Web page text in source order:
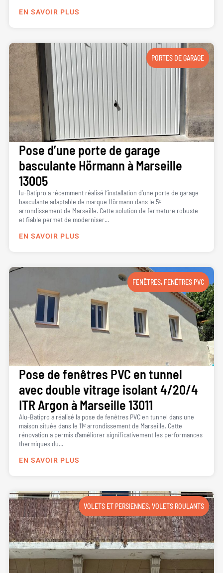
EN SAVOIR PLUS
PORTES DE GARAGE
Pose d’une porte de garage
basculante Hörmann à Marseille
13005
lu-Batipro a récemment réalisé l’installation d’une porte de garage
basculante adaptable de marque Hörmann dans le 5ᵉ
arrondissement de Marseille. Cette solution de fermeture robuste
et fiable permet de moderniser...
EN SAVOIR PLUS
FENÊTRES, FENÊTRES PVC
Pose de fenêtres PVC en tunnel
avec double vitrage isolant 4/20/4
ITR Argon à Marseille 13011
Alu-Batipro a réalisé la pose de fenêtres PVC en tunnel dans une
maison située dans le 11ᵉ arrondissement de Marseille. Cette
rénovation a permis d’améliorer significativement les performances
thermiques du...
EN SAVOIR PLUS
VOLETS ET PERSIENNES,VOLETS ROULANTS